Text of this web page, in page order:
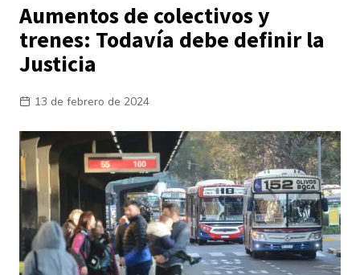
Aumentos de colectivos y
trenes: Todavía debe definir la
Justicia
13 de febrero de 2024